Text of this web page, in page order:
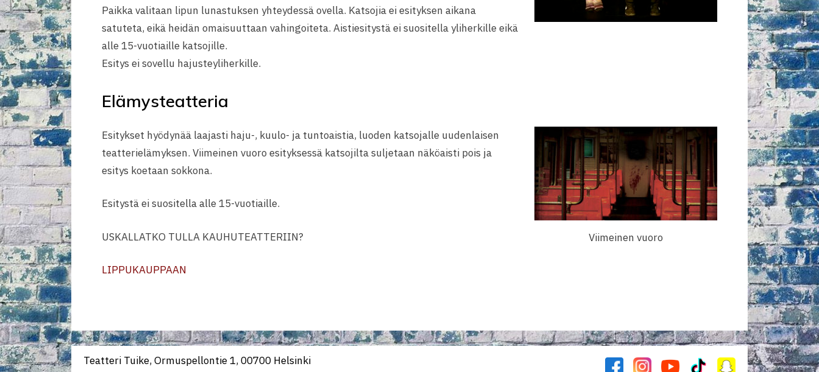
Paikka valitaan lipun lunastuksen yhteydessä ovella. Katsojia ei esityksen aikana
satuteta, eikä heidän omaisuuttaan vahingoiteta. Aistiesitystä ei suositella yliherkille eikä
alle 15-vuotiaille katsojille.
Esitys ei sovellu hajusteyliherkille.
Elämysteatteria
Viimeinen vuoro
Esitykset hyödynää laajasti haju-, kuulo- ja tuntoaistia, luoden katsojalle uudenlaisen
teatterielämyksen. Viimeinen vuoro esityksessä katsojilta suljetaan näköaisti pois ja
esitys koetaan sokkona.
Esitystä ei suositella alle 15-vuotiaille.
USKALLATKO TULLA KAUHUTEATTERIIN?
LIPPUKAUPPAAN
Teatteri Tuike, Ormuspellontie 1, 00700 Helsinki